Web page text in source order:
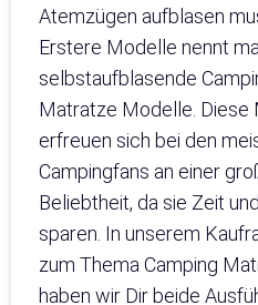
Atemzügen aufblasen
Erstere Modelle nennt
selbstaufblasende
Matratze Modelle. Diese
erfreuen sich bei den
Campingfans an einer
Beliebtheit, da sie Zeit
sparen. In unserem
zum Thema Camping
haben wir Dir beide